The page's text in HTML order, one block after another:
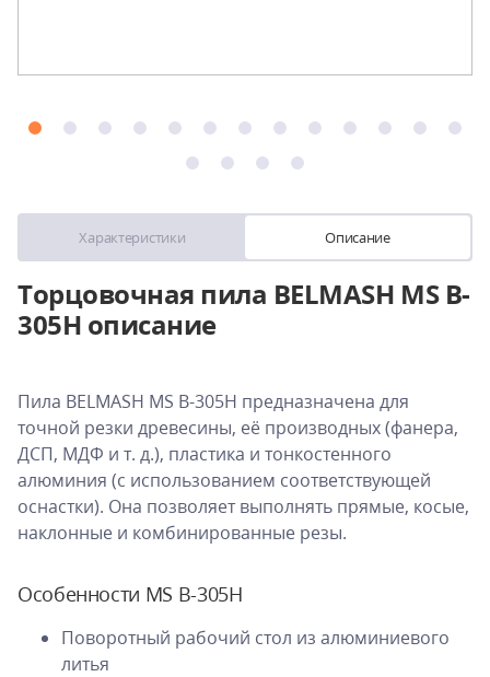
Характеристики Описание
Торцовочная пила BELMASH MS B-
305H описание
Пила BELMASH MS B-305H предназначена для
точной резки древесины, её производных (фанера,
ДСП, МДФ и т. д.), пластика и тонкостенного
алюминия (с использованием соответствующей
оснастки). Она позволяет выполнять прямые, косые,
наклонные и комбинированные резы.
Особенности MS B-305H
Поворотный рабочий стол из алюминиевого
литья